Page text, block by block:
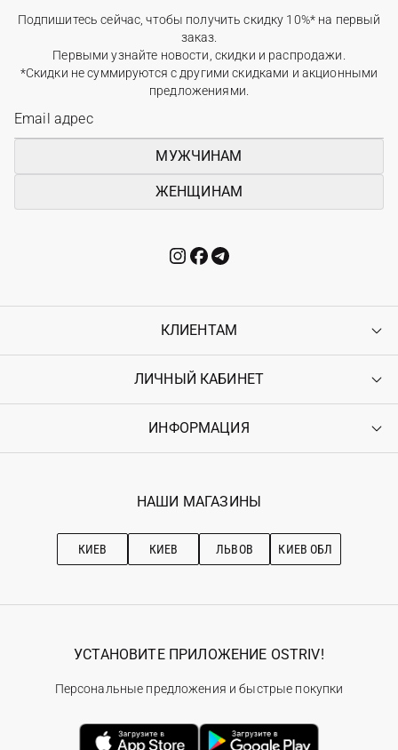
Подпишитесь сейчас, чтобы получить скидку 10%* на первый
заказ.
Первыми узнайте новости, скидки и распродажи.
*Скидки не суммируются с другими скидками и акционными
предложениями.
МУЖЧИНАМ
ЖЕНЩИНАМ
КЛИЕНТАМ
Контакты
Возврат
Гарантия
ЛИЧНЫЙ КАБИНЕТ
Войти
Ostriv Club+
ИНФОРМАЦИЯ
Наши магазини
Рекомендации по уходу
НАШИ МАГАЗИНЫ
КИЕВ КИЕВ ЛЬВОВ КИЕВ ОБЛ
УСТАНОВИТЕ ПРИЛОЖЕНИЕ OSTRIV!
Персональные предложения и быстрые покупки